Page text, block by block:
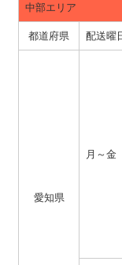
中部エリア
都道府県 配送曜
愛知県
月～金